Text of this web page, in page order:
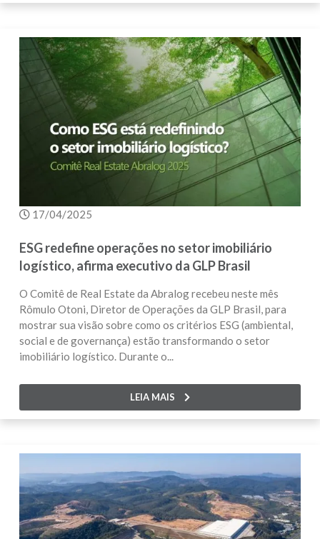
17/04/2025
ESG redefine operações no setor imobiliário
logístico, afirma executivo da GLP Brasil
O Comitê de Real Estate da Abralog recebeu neste mês
Rômulo Otoni, Diretor de Operações da GLP Brasil, para
mostrar sua visão sobre como os critérios ESG (ambiental,
social e de governança) estão transformando o setor
imobiliário logístico. Durante o...
LEIA MAIS